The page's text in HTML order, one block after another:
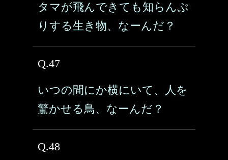
タマが飛んできても知らんぷ
りする生き物、なーんだ？
Q.47
いつの間にか横にいて、人を
驚かせる鳥、なーんだ？
Q.48